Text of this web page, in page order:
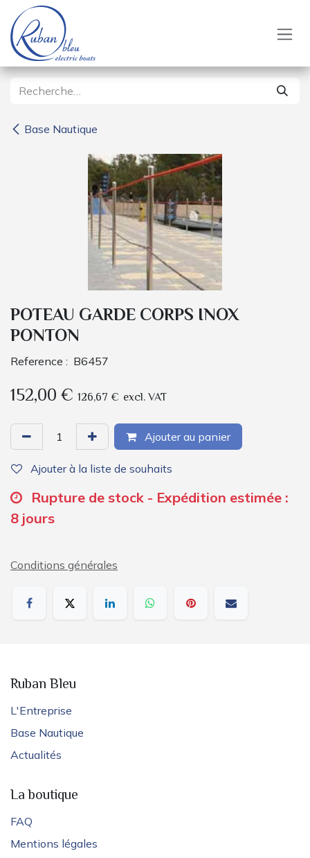
Se rendre au contenu
Base Nautique
POTEAU GARDE CORPS INOX
PONTON
Reference : B6457
152,00€ 126,67 € excl. VAT
Ajouter au panier
Ajouter à la liste de souhaits
Rupture de stock - Expédition estimée :
8 jours
Conditions générales
Ruban Bleu
L'Entreprise
Base Nautique
Actualités
La boutique
FAQ
Mentions légales